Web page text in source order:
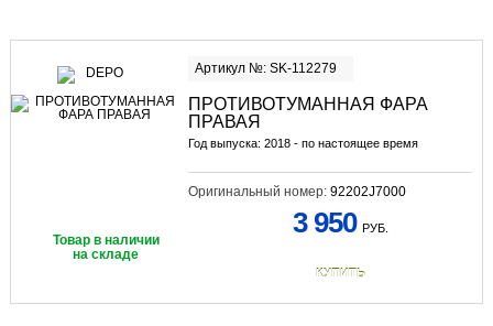
Артикул №: SK-112279
ПРОТИВОТУМАННАЯ ФАРА
ПРАВАЯ
Год выпуска: 2018 - по настоящее время
Оригинальный номер: 92202J7000
Товар в наличии
на складе
3 950 РУБ.
КУПИТЬ